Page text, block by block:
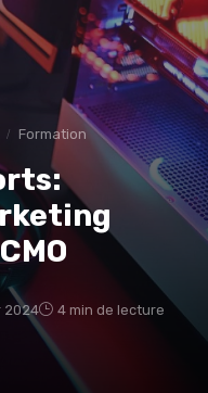
Formation
2024 4 min de lecture